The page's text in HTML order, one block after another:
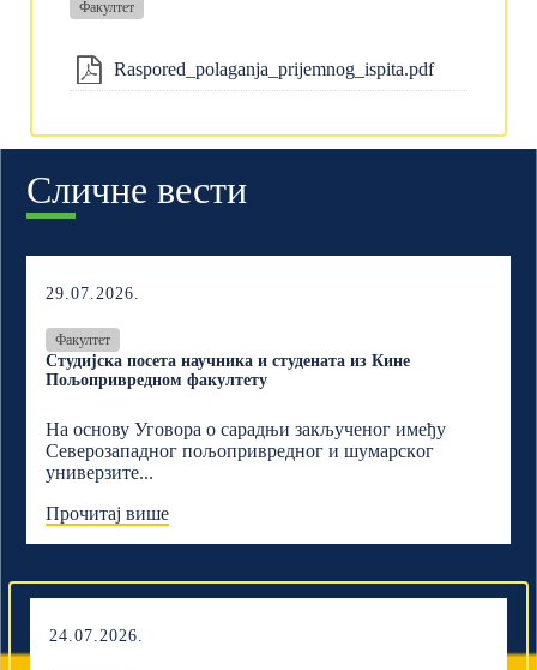
Факултет
Raspored_polaganja_prijemnog_ispita.pdf
Сличне вести
29.07.2026.
Факултет
Студијска посета научника и студената из Кине
Пољопривредном факултету
На основу Уговора о сарадњи закљученог имеђу
Северозападног пољопривредног и шумарскoг
универзите...
Прочитај више
24.07.2026.